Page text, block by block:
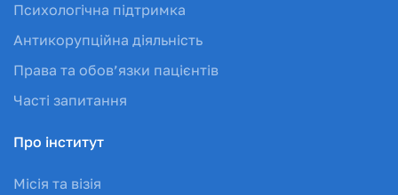
Психологічна підтримка
Антикорупційна діяльність
Права та обов’язки пацієнтів
Часті запитання
Про інститут
Місія та візія